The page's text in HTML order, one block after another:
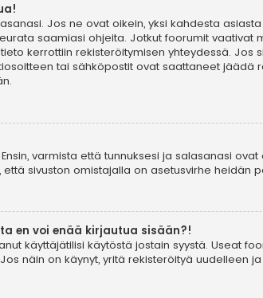
Jos ne ovat oikein, yksi kahdesta
saamiasi ohjeita. Jotkut foorumit
kerrottiin rekisteröitymisen yhteydessä.
tai sähköpostit ovat saattaneet
varmista että tunnuksesi ja salasanasi
sivuston omistajalla on asetusvirhe heidän
en voi enää kirjautua sisään?!
käyttäjätilisi käytöstä jostain syystä. Useat
näin on käynyt, yritä rekisteröityä uudelleen